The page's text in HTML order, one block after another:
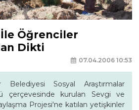
Öğrenciler
Dikti
07.04.2006 10:53
Belediyesi Sosyal Araştırmalar
çerçevesinde kurulan Sevgi ve
Projesi'ne katılan yetişkinler